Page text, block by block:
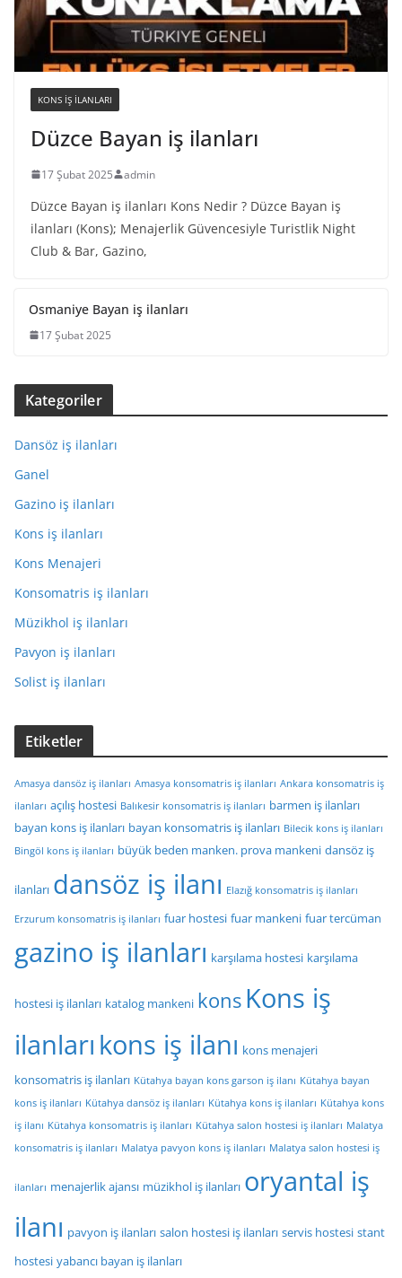
KONS IŞ ILANLARI
Düzce Bayan iş ilanları
17 Şubat 2025 admin
Düzce Bayan iş ilanları Kons Nedir ? Düzce Bayan iş
ilanları (Kons); Menajerlik Güvencesiyle Turistlik Night
Club & Bar, Gazino,
Osmaniye Bayan iş ilanları
17 Şubat 2025
Kategoriler
Dansöz iş ilanları
Ganel
Gazino iş ilanları
Kons iş ilanları
Kons Menajeri
Konsomatris iş ilanları
Müzikhol iş ilanları
Pavyon iş ilanları
Solist iş ilanları
Etiketler
Amasya dansöz iş ilanları Amasya konsomatris iş ilanları Ankara konsomatris iş
ilanları açılış hostesi Balıkesir konsomatris iş ilanları barmen iş ilanları
bayan kons iş ilanları bayan konsomatris iş ilanları Bilecik kons iş ilanları
Bingöl kons iş ilanları büyük beden manken. prova mankeni dansöz iş
ilanları dansöz iş ilanı Elazığ konsomatris iş ilanları
Erzurum konsomatris iş ilanları fuar hostesi fuar mankeni fuar tercüman
gazino iş ilanları karşılama hostesi karşılama
hostesi iş ilanları katalog mankeni kons Kons iş
ilanları kons iş ilanı kons menajeri
konsomatris iş ilanları Kütahya bayan kons garson iş ilanı Kütahya bayan
kons iş ilanları Kütahya dansöz iş ilanları Kütahya kons iş ilanları Kütahya kons
iş ilanı Kütahya konsomatris iş ilanları Kütahya salon hostesi iş ilanları Malatya
konsomatris iş ilanları Malatya pavyon kons iş ilanları Malatya salon hostesi iş
ilanları menajerlik ajansı müzikhol iş ilanları oryantal iş
ilanı pavyon iş ilanları salon hostesi iş ilanları servis hostesi stant
hostesi yabancı bayan iş ilanları